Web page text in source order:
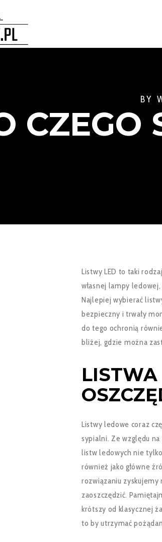
BY
CZEGO
Listwy LED to taki
własnej lampy
Najlepiej wybierać
bezpieczny i trwały
do tego ochronią
bliżej, gdzie można
LISTWA
Listwy ledowe coraz
sypialni. Ze względu
listw ledowych nie
również jako główne
rozwiązaniu
zaoszczędzić.
krótszy od klasycznej
to by utrzymać